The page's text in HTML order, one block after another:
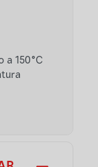
a 150°C